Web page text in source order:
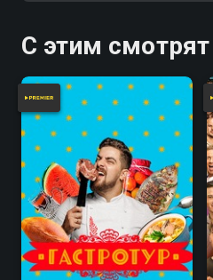
С этим смотрят